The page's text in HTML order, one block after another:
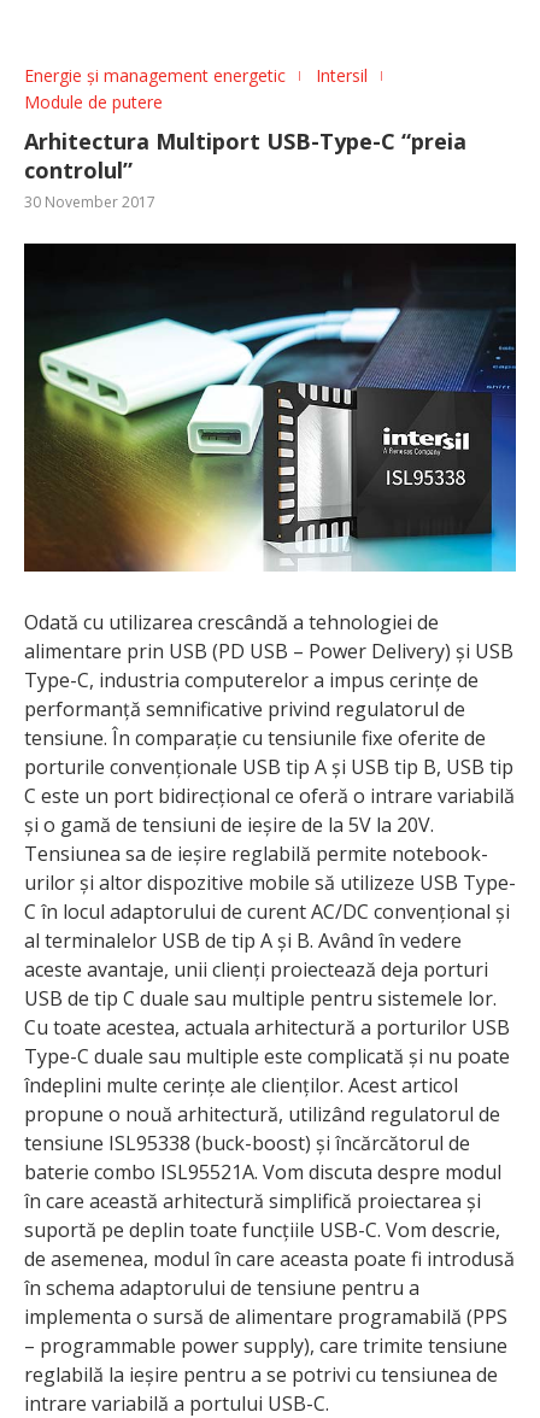
Energie și management energetic
Intersil
Module de putere
Arhitectura Multiport USB-Type-C “preia
controlul”
30 November 2017
Odată cu utilizarea crescândă a tehnologiei de
alimentare prin USB (PD USB – Power Delivery) și USB
Type-C, industria computerelor a impus cerințe de
performanță semnificative privind regulatorul de
tensiune. În comparație cu tensiunile fixe oferite de
porturile convenționale USB tip A și USB tip B, USB tip
C este un port bidirecțional ce oferă o intrare variabilă
și o gamă de tensiuni de ieșire de la 5V la 20V.
Tensiunea sa de ieșire reglabilă permite notebook-
urilor și altor dispozitive mobile să utilizeze USB Type-
C în locul adaptorului de curent AC/DC convențional și
al terminalelor USB de tip A și B. Având în vedere
aceste avantaje, unii clienți proiectează deja porturi
USB de tip C duale sau multiple pentru sistemele lor.
Cu toate acestea, actuala arhitectură a porturilor USB
Type-C duale sau multiple este complicată și nu poate
îndeplini multe cerințe ale clienților. Acest articol
propune o nouă arhitectură, utilizând regulatorul de
tensiune ISL95338 (buck-boost) și încărcătorul de
baterie combo ISL95521A. Vom discuta despre modul
în care această arhitectură simplifică proiectarea și
suportă pe deplin toate funcțiile USB-C. Vom descrie,
de asemenea, modul în care aceasta poate fi introdusă
în schema adaptorului de tensiune pentru a
implementa o sursă de alimentare programabilă (PPS
– programmable power supply), care trimite tensiune
reglabilă la ieșire pentru a se potrivi cu tensiunea de
intrare variabilă a portului USB-C.